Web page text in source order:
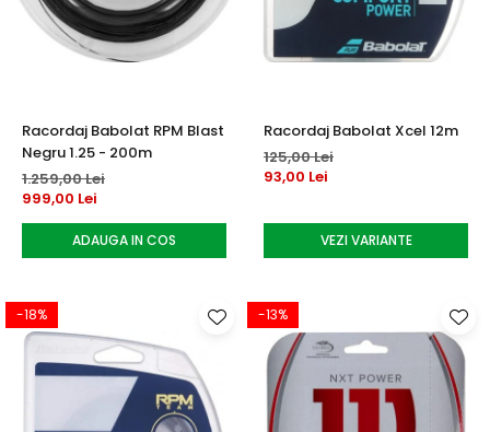
Racordaj Babolat RPM Blast
Negru 1.25 - 200m
1.259,00 Lei
999,00 Lei
ADAUGA IN COS
Racordaj Babolat Xcel 12m
125,00 Lei
93,00 Lei
VEZI VARIANTE
-18% -13%